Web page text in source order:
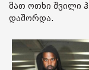
მათ ოთხი შვილი
დაშორდა.